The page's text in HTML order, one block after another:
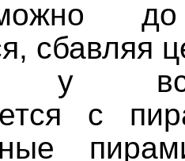
до
сбавляя
у
с